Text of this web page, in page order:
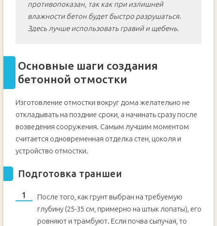
противопоказан, так как при излишней
влажности бетон будет быстро разрушаться.
Здесь лучше использовать гравий и щебень.
Основные шаги создания
бетонной отмостки
Изготовление отмостки вокруг дома желательно не
откладывать на поздние сроки, а начинать сразу после
возведения сооружения. Самым лучшим моментом
считается одновременная отделка стен, цоколя и
устройство отмостки.
Подготовка траншеи
После того, как грунт выбран на требуемую
глубину (25-35 см, примерно на штык лопаты), его
ровняют и трамбуют. Если почва сыпучая, то